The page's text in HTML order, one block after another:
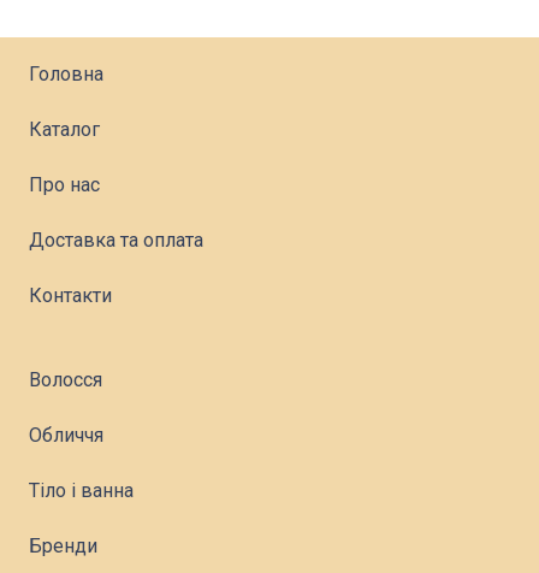
Головна
Каталог
Про нас
Доставка та оплата
Контакти
Волосся
Обличчя
Тіло і ванна
Бренди